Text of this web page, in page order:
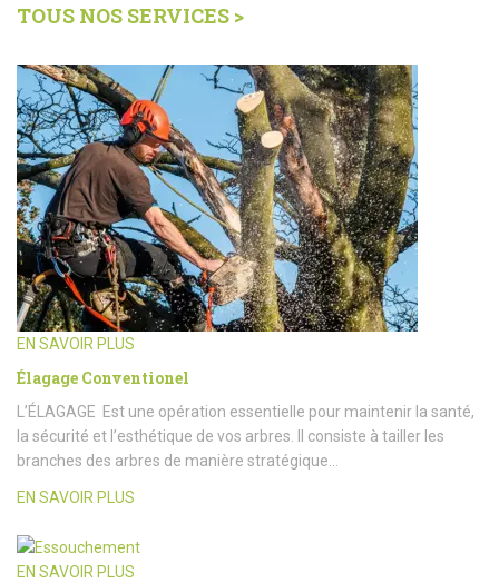
TOUS NOS SERVICES >
EN SAVOIR PLUS
Élagage Conventionel
L’ÉLAGAGE Est une opération essentielle pour maintenir la santé,
la sécurité et l’esthétique de vos arbres. Il consiste à tailler les
branches des arbres de manière stratégique…
EN SAVOIR PLUS
EN SAVOIR PLUS